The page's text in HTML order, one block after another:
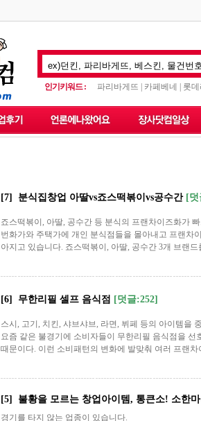
인기키워드 : 파리바게뜨 | 카페베네 | 롯
[7] 분식집창업 아딸vs죠스떡볶이vs공수간 [덧
죠스떡볶이, 아딸, 공수간 등 분식의 프랜차이즈화가
번화가와 주택가에 개인 분식점들을 몰아내고 프랜차
아지고 있습니다. 죠스떡볶이, 아딸, 공수간 3개 브랜
[6] 무한리필 셀프 음식점 [덧글:252]
스시, 고기, 치킨, 샤브샤브, 라면, 뷔페 등의 아이템을
요즘 같은 불경기에 소비자들이 무한리필 음식점을
때문이다. 이런 소비패턴의 변화에 발맞춰 여러 프랜
[5] 불황을 모르는 창업아이템, 통큰소! 소한마
경기를 타지 않는 업종이 있습니다.